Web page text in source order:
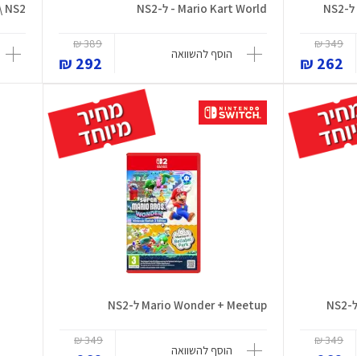
349 ₪
262 ₪
Mario Kart World - ל-NS2
הוסף להשוואה
389 ₪
292 ₪
NS2
349 ₪
Mario Wonder + Meetup ל-NS2
הוסף להשוואה
349 ₪